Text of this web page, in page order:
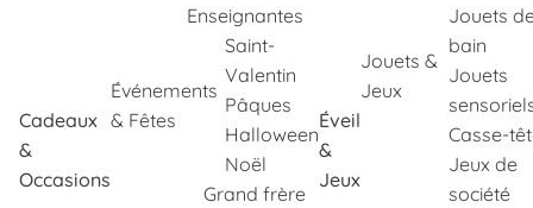
Cadeaux
&
Occasions
Enseignantes
Événements
& Fêtes
Saint-
Valentin
Pâques
Halloween
Noël
Grand frère
Éveil
&
Jeux
Jouets &
Jeux
Jouets
bain
Jouets
Casse-
Jeux de
société